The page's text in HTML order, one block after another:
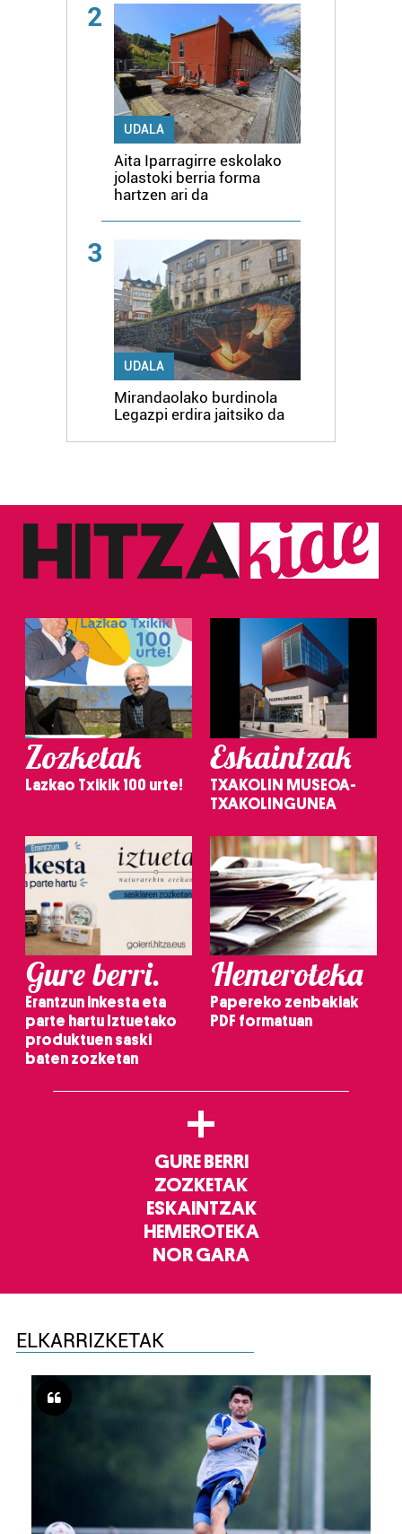
2
UDALA
Aita Iparragirre eskolako
jolastoki berria forma
hartzen ari da
3
UDALA
Mirandaolako burdinola
Legazpi erdira jaitsiko da
Zozketak
Lazkao Txikik 100 urte!
Eskaintzak
TXAKOLIN MUSEOA-
TXAKOLINGUNEA
Gure berri.
Erantzun inkesta eta
parte hartu Iztuetako
produktuen saski
baten zozketan
Hemeroteka
Papereko zenbakiak
PDF formatuan
+
GURE BERRI
ZOZKETAK
ESKAINTZAK
HEMEROTEKA
NOR GARA
ELKARRIZKETAK